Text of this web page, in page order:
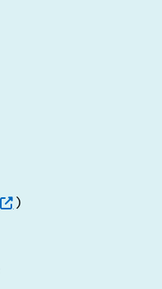
)